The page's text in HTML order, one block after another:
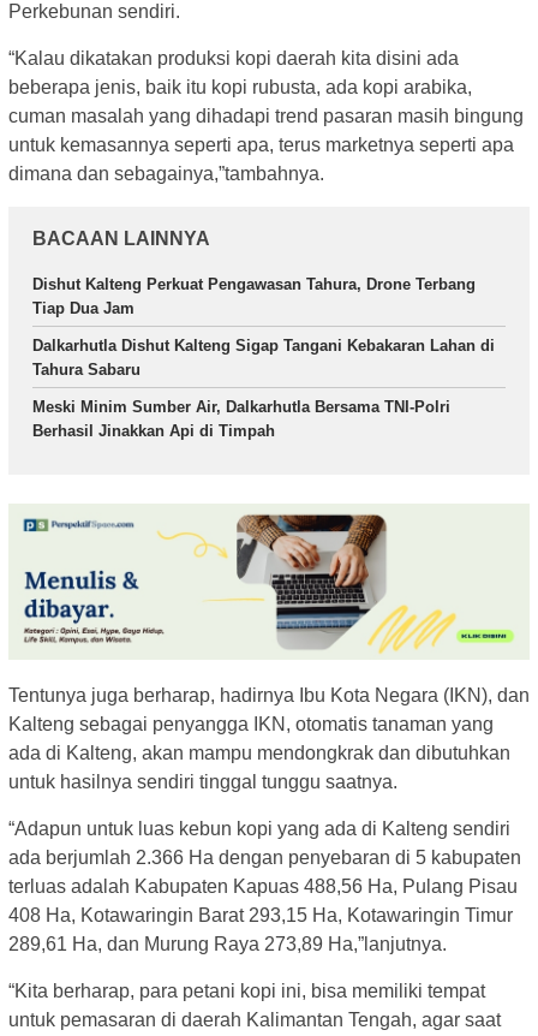
Perkebunan sendiri.
“Kalau dikatakan produksi kopi daerah kita disini ada
beberapa jenis, baik itu kopi rubusta, ada kopi arabika,
cuman masalah yang dihadapi trend pasaran masih bingung
untuk kemasannya seperti apa, terus marketnya seperti apa
dimana dan sebagainya,”tambahnya.
BACAAN LAINNYA
Dishut Kalteng Perkuat Pengawasan Tahura, Drone Terbang
Tiap Dua Jam
Dalkarhutla Dishut Kalteng Sigap Tangani Kebakaran Lahan di
Tahura Sabaru
Meski Minim Sumber Air, Dalkarhutla Bersama TNI-Polri
Berhasil Jinakkan Api di Timpah
Tentunya juga berharap, hadirnya Ibu Kota Negara (IKN), dan
Kalteng sebagai penyangga IKN, otomatis tanaman yang
ada di Kalteng, akan mampu mendongkrak dan dibutuhkan
untuk hasilnya sendiri tinggal tunggu saatnya.
“Adapun untuk luas kebun kopi yang ada di Kalteng sendiri
ada berjumlah 2.366 Ha dengan penyebaran di 5 kabupaten
terluas adalah Kabupaten Kapuas 488,56 Ha, Pulang Pisau
408 Ha, Kotawaringin Barat 293,15 Ha, Kotawaringin Timur
289,61 Ha, dan Murung Raya 273,89 Ha,”lanjutnya.
“Kita berharap, para petani kopi ini, bisa memiliki tempat
untuk pemasaran di daerah Kalimantan Tengah, agar saat